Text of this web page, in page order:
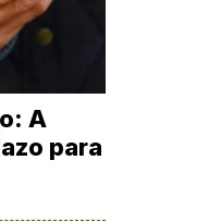
A
para